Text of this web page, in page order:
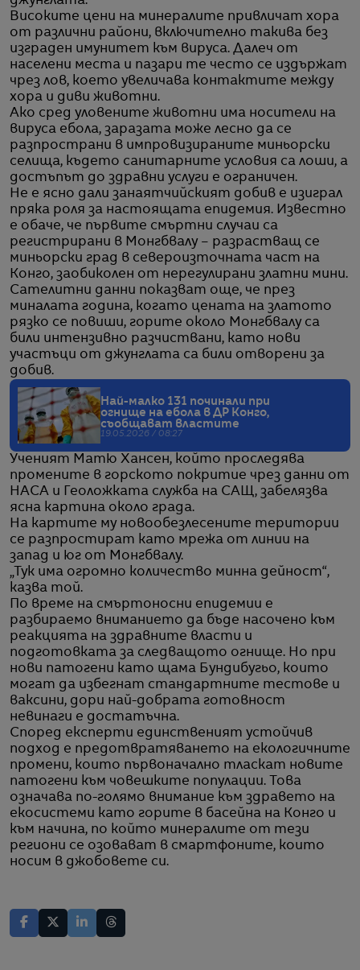
Високите цени на минералите привличат хора
от различни райони, включително такива без
изграден имунитет към вируса. Далеч от
населени места и пазари те често се издържат
чрез лов, което увеличава контактите между
хора и диви животни.
Ако сред уловените животни има носители на
вируса ебола, заразата може лесно да се
разпространи в импровизираните миньорски
селища, където санитарните условия са лоши, а
достъпът до здравни услуги е ограничен.
Не е ясно дали занаятчийският добив е изиграл
пряка роля за настоящата епидемия. Известно
е обаче, че първите смъртни случаи са
регистрирани в Монгбвалу – разрастващ се
миньорски град в североизточната част на
Конго, заобиколен от нерегулирани златни мини.
Сателитни данни показват още, че през
миналата година, когато цената на златото
рязко се повиши, горите около Монгбвалу са
били интензивно разчиствани, като нови
участъци от джунглата са били отворени за
добив.
Най-малко 131 починали при
огнище на ебола в ДР Конго,
съобщават властите
19.05.2026 / 08:27
Ученият Матю Хансен, който проследява
промените в горското покритие чрез данни от
НАСА и Геоложката служба на САЩ, забелязва
ясна картина около града.
На картите му новообезлесените територии
се разпростират като мрежа от линии на
запад и юг от Монгбвалу.
„Тук има огромно количество минна дейност“,
казва той.
По време на смъртоносни епидемии е
разбираемо вниманието да бъде насочено към
реакцията на здравните власти и
подготовката за следващото огнище. Но при
нови патогени като щама Бундибугьо, които
могат да избегнат стандартните тестове и
ваксини, дори най-добрата готовност
невинаги е достатъчна.
Според експерти единственият устойчив
подход е предотвратяването на екологичните
промени, които първоначално тласкат новите
патогени към човешките популации. Това
означава по-голямо внимание към здравето на
екосистеми като горите в басейна на Конго и
към начина, по който минералите от тези
региони се озовават в смартфоните, които
носим в джобовете си.